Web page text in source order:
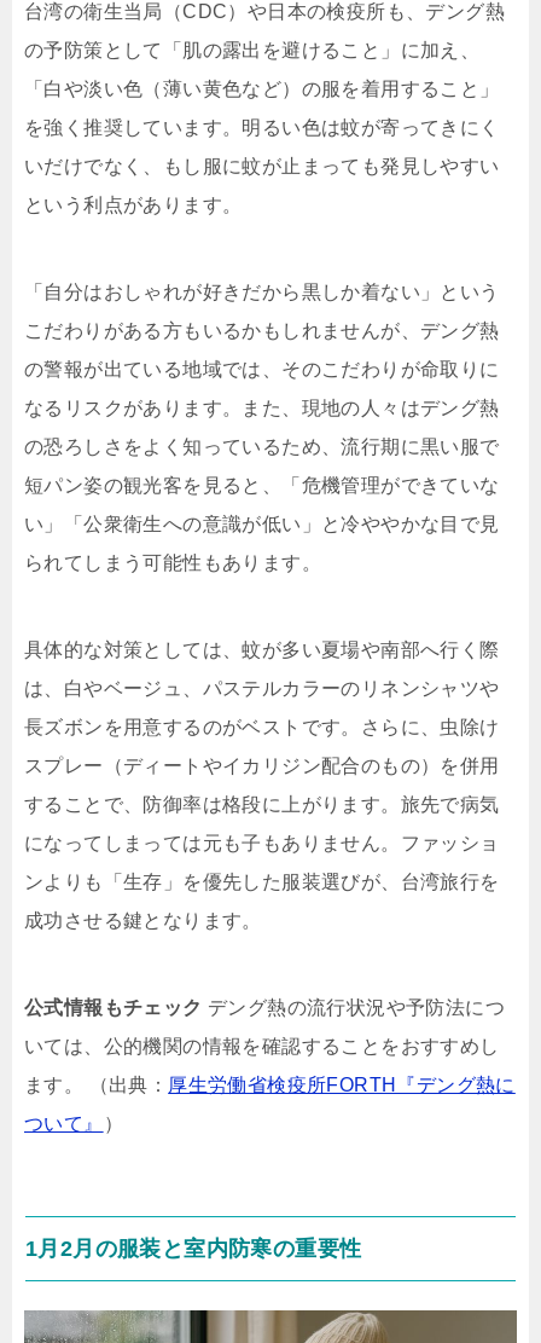
台湾の衛生当局（CDC）や日本の検疫所も、デング熱
の予防策として「肌の露出を避けること」に加え、
「白や淡い色（薄い黄色など）の服を着用すること」
を強く推奨しています。明るい色は蚊が寄ってきにく
いだけでなく、もし服に蚊が止まっても発見しやすい
という利点があります。
「自分はおしゃれが好きだから黒しか着ない」という
こだわりがある方もいるかもしれませんが、デング熱
の警報が出ている地域では、そのこだわりが命取りに
なるリスクがあります。また、現地の人々はデング熱
の恐ろしさをよく知っているため、流行期に黒い服で
短パン姿の観光客を見ると、「危機管理ができていな
い」「公衆衛生への意識が低い」と冷ややかな目で見
られてしまう可能性もあります。
具体的な対策としては、蚊が多い夏場や南部へ行く際
は、白やベージュ、パステルカラーのリネンシャツや
長ズボンを用意するのがベストです。さらに、虫除け
スプレー（ディートやイカリジン配合のもの）を併用
することで、防御率は格段に上がります。旅先で病気
になってしまっては元も子もありません。ファッショ
ンよりも「生存」を優先した服装選びが、台湾旅行を
成功させる鍵となります。
公式情報もチェック デング熱の流行状況や予防法につ
いては、公的機関の情報を確認することをおすすめし
ます。 （出典： 厚生労働省検疫所FORTH『デング熱に
ついて』
）
1月2月の服装と室内防寒の重要性